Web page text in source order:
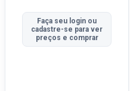
Faça seu login ou
cadastre-se para ver
preços e comprar